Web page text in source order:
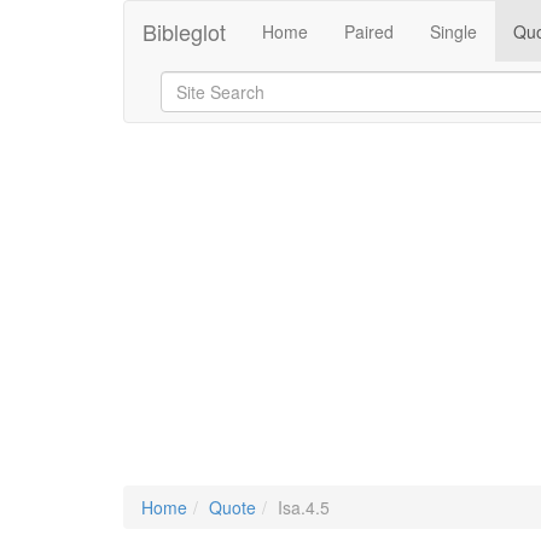
Bibleglot Home Paired Single
Home Quote Isa.4.5